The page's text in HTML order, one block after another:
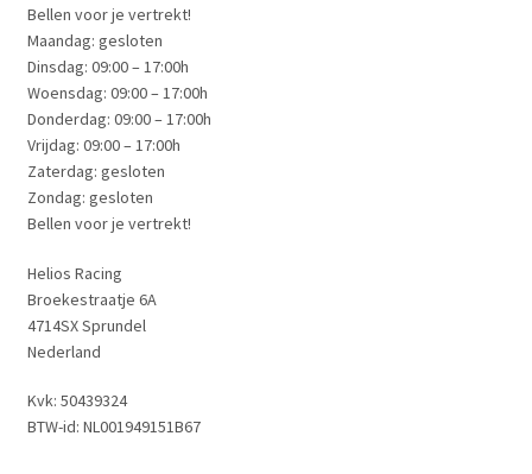
Bellen voor je vertrekt!
Maandag: gesloten
Dinsdag: 09:00 – 17:00h
Woensdag: 09:00 – 17:00h
Donderdag: 09:00 – 17:00h
Vrijdag: 09:00 – 17:00h
Zaterdag: gesloten
Zondag: gesloten
Bellen voor je vertrekt!
Helios Racing
Broekestraatje 6A
4714SX Sprundel
Nederland
Kvk: 50439324
BTW-id: NL001949151B67